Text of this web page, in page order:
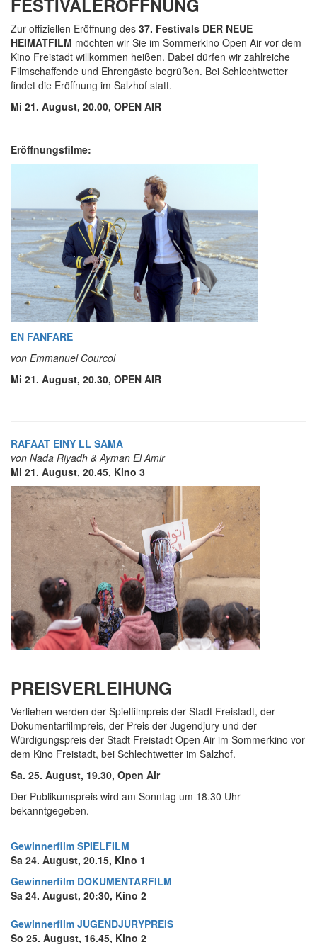
FESTIVALERÖFFNUNG
Zur offiziellen Eröffnung des 37. Festivals DER NEUE
HEIMATFILM möchten wir Sie im Sommerkino Open Air vor dem
Kino Freistadt willkommen heißen. Dabei dürfen wir zahlreiche
Filmschaffende und Ehrengäste begrüßen. Bei Schlechtwetter
findet die Eröffnung im Salzhof statt.
Mi 21. August, 20.00, OPEN AIR
Eröffnungsfilme:
EN FANFARE
von Emmanuel Courcol
Mi 21. August, 20.30, OPEN AIR
RAFAAT EINY LL SAMA
von Nada Riyadh & Ayman El Amir
Mi 21. August, 20.45, Kino 3
PREISVERLEIHUNG
Verliehen werden der Spielfilmpreis der Stadt Freistadt, der
Dokumentarfilmpreis, der Preis der Jugendjury und der
Würdigungspreis der Stadt Freistadt Open Air im Sommerkino vor
dem Kino Freistadt, bei Schlechtwetter im Salzhof.
Sa. 25. August, 19.30, Open Air
Der Publikumspreis wird am Sonntag um 18.30 Uhr
bekanntgegeben.
Gewinnerfilm SPIELFILM
Sa 24. August, 20.15, Kino 1
Gewinnerfilm DOKUMENTARFILM
Sa 24. August, 20:30, Kino 2
Gewinnerfilm JUGENDJURYPREIS
So 25. August, 16.45, Kino 2